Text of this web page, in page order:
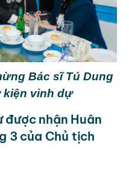
Bác sĩ Tú Dung
vinh dự
được nhận Huân
3 của Chủ tịch